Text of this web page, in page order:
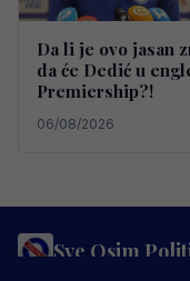
Da li je ovo jasan
da će Dedić u
Premiership?!
06/08/2026
Sve Osim